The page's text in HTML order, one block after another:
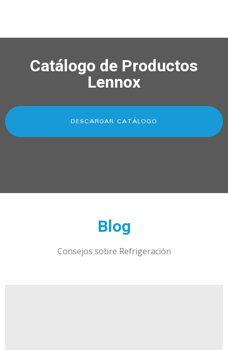
Catálogo de Productos
Lennox
DESCARGAR CATÁLOGO
Blog
Consejos sobre Refrigeración